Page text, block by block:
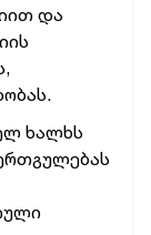
და
ხალხს